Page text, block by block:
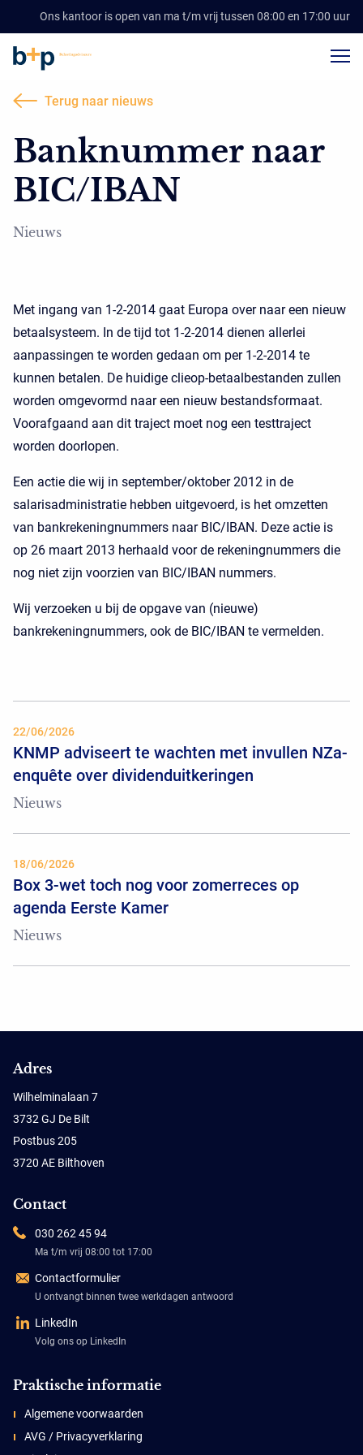
Ons kantoor is open van ma t/m vrij tussen 08:00 en 17:00 uur
Terug naar nieuws
Banknummer naar
BIC/IBAN
Nieuws
Met ingang van 1-2-2014 gaat Europa over naar een nieuw
betaalsysteem. In de tijd tot 1-2-2014 dienen allerlei
aanpassingen te worden gedaan om per 1-2-2014 te
kunnen betalen. De huidige clieop-betaalbestanden zullen
worden omgevormd naar een nieuw bestandsformaat.
Voorafgaand aan dit traject moet nog een testtraject
worden doorlopen.
Een actie die wij in september/oktober 2012 in de
salarisadministratie hebben uitgevoerd, is het omzetten
van bankrekeningnummers naar BIC/IBAN. Deze actie is
op 26 maart 2013 herhaald voor de rekeningnummers die
nog niet zijn voorzien van BIC/IBAN nummers.
Wij verzoeken u bij de opgave van (nieuwe)
bankrekeningnummers, ook de BIC/IBAN te vermelden.
22/06/2026
KNMP adviseert te wachten met invullen NZa-
enquête over dividenduitkeringen
Nieuws
18/06/2026
Box 3-wet toch nog voor zomerreces op
agenda Eerste Kamer
Nieuws
Adres
Wilhelminalaan 7
3732 GJ De Bilt
Postbus 205
3720 AE Bilthoven
Contact
030 262 45 94
Ma t/m vrij 08:00 tot 17:00
Contactformulier
U ontvangt binnen twee werkdagen antwoord
LinkedIn
Volg ons op LinkedIn
Praktische informatie
Algemene voorwaarden
AVG / Privacyverklaring